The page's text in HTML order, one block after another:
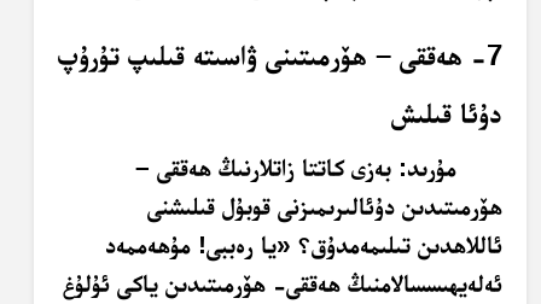
7- ھەققى – ھۆرمىتىنى ۋاسىتە قىلىپ تۇرۇپ
دۇئا قىلىش
مۇرىد: بەزى كاتتا زاتلارنىڭ ھەققى –
ھۆرمىتىدىن دۇئالىرىمىزنى قوبۇل قىلىشنى
ئاللاھدىن تىلىمەمدۇق؟ «يا رەببى! مۇھەممەد
ئەلەيھىسسالامنىڭ ھەققى- ھۆرمىتىدىن ياكى ئۇلۇغ